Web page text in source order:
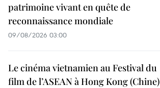
patrimoine vivant en quête de
reconnaissance mondiale
09/08/2026 03:00
Le cinéma vietnamien au Festival du
film de l’ASEAN à Hong Kong (Chine)